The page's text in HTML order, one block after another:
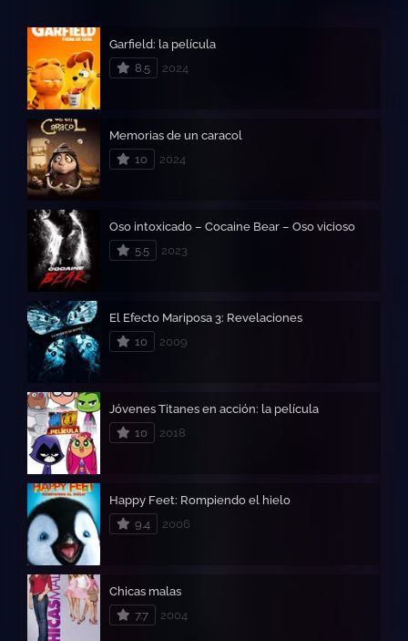
Garfield: la película
8.5
2024
Memorias de un caracol
10
2024
Oso intoxicado – Cocaine Bear – Oso vicioso
5.5
2023
El Efecto Mariposa 3: Revelaciones
10
2009
Jóvenes Titanes en acción: la película
10
2018
Happy Feet: Rompiendo el hielo
9.4
2006
Chicas malas
7.7
2004